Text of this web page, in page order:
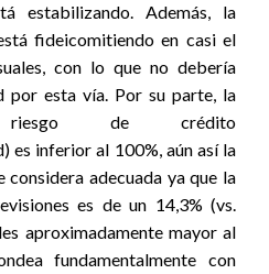
estabilizando. Además, la
fideicomitiendo en casi el
con lo que no debería
por esta vía. Por su parte, la
de crédito
es inferior al 100%, aún así la
considera adecuada ya que la
es de un 14,3% (vs.
aproximadamente mayor al
fundamentalmente con